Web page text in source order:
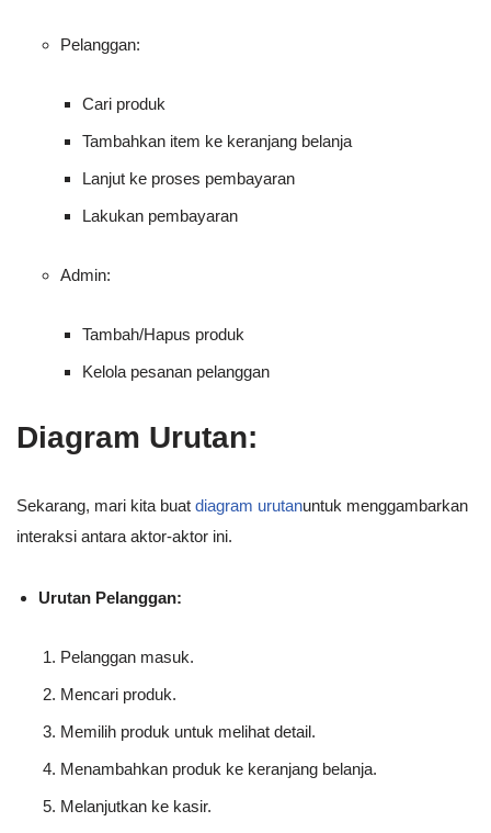
Pelanggan:
Cari produk
Tambahkan item ke keranjang belanja
Lanjut ke proses pembayaran
Lakukan pembayaran
Admin:
Tambah/Hapus produk
Kelola pesanan pelanggan
Diagram Urutan:
Sekarang, mari kita buat diagram urutanuntuk menggambarkan
interaksi antara aktor-aktor ini.
Urutan Pelanggan:
Pelanggan masuk.
Mencari produk.
Memilih produk untuk melihat detail.
Menambahkan produk ke keranjang belanja.
Melanjutkan ke kasir.